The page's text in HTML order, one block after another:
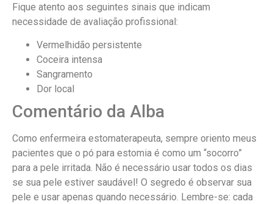
Fique atento aos seguintes sinais que indicam
necessidade de avaliação profissional:
Vermelhidão persistente
Coceira intensa
Sangramento
Dor local
Comentário da Alba
Como enfermeira estomaterapeuta, sempre oriento meus
pacientes que o pó para estomia é como um “socorro”
para a pele irritada. Não é necessário usar todos os dias
se sua pele estiver saudável! O segredo é observar sua
pele e usar apenas quando necessário. Lembre-se: cada